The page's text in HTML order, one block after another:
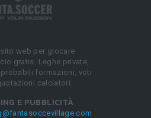
web per giocare
gratis. Leghe private,
probabili formazioni, voti
calciatori.
E PUBBLICITÀ